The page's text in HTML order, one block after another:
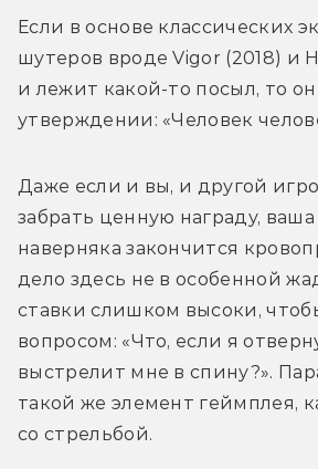
Если в основе классических
шутеров вроде Vigor (2018) и
и лежит какой-то посыл, то он
утверждении: «Человек
Даже если и вы, и другой
забрать ценную награду, ваша
наверняка закончится
дело здесь не в особенной
ставки слишком высоки,
вопросом: «Что, если я
выстрелит мне в спину?».
такой же элемент геймплея,
со стрельбой.